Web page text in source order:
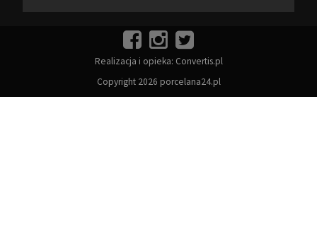
Realizacja i opieka: Convertis.pl
Copyright 2026 porcelana24.pl